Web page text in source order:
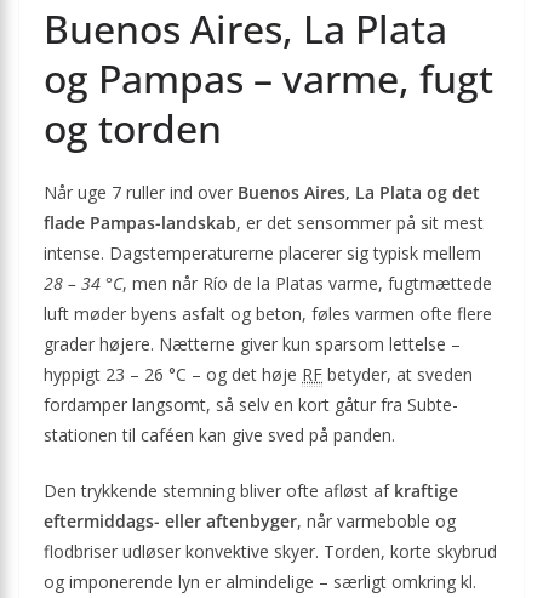
Buenos Aires, La Plata
og Pampas – varme, fugt
og torden
Når uge 7 ruller ind over Buenos Aires, La Plata og det
flade Pampas-landskab, er det sensommer på sit mest
intense. Dagstemperaturerne placerer sig typisk mellem
28 – 34 °C, men når Río de la Platas varme, fugtmættede
luft møder byens asfalt og beton, føles varmen ofte flere
grader højere. Nætterne giver kun sparsom lettelse –
hyppigt 23 – 26 °C – og det høje RF betyder, at sveden
fordamper langsomt, så selv en kort gåtur fra Subte-
stationen til caféen kan give sved på panden.
Den trykkende stemning bliver ofte afløst af kraftige
eftermiddags- eller aftenbyger, når varmeboble og
flodbriser udløser konvektive skyer. Torden, korte skybrud
og imponerende lyn er almindelige – særligt omkring kl.